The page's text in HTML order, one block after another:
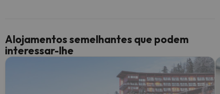
Alojamentos semelhantes que podem
interessar-lhe